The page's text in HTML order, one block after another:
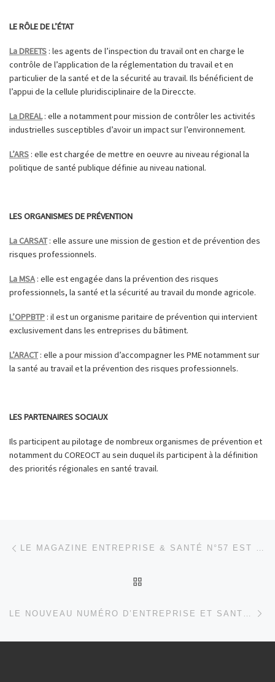
LE RÔLE DE L’ÉTAT
La DREETS : les agents de l’inspection du travail ont en charge le
contrôle de l’application de la réglementation du travail et en
particulier de la santé et de la sécurité au travail. Ils bénéficient de
l’appui de la cellule pluridisciplinaire de la Direccte.
La DREAL: elle a notamment pour mission de contrôler les activités
industrielles susceptibles d’avoir un impact sur l’environnement.
L’ARS : elle est chargée de mettre en oeuvre au niveau régional la
politique de santé publique définie au niveau national.
LES ORGANISMES DE PRÉVENTION
La CARSAT: elle assure une mission de gestion et de prévention des
risques professionnels.
La MSA: elle est engagée dans la prévention des risques
professionnels, la santé et la sécurité au travail du monde agricole.
L’OPPBTP : il est un organisme paritaire de prévention qui intervient
exclusivement dans les entreprises du bâtiment.
L’ARACT: elle a pour mission d’accompagner les PME notamment sur
la santé au travail et la prévention des risques professionnels.
LES PARTENAIRES SOCIAUX
Ils participent au pilotage de nombreux organismes de prévention et
notamment du COREOCT au sein duquel ils participent à la définition
des priorités régionales en santé travail.
Parcourir les articles